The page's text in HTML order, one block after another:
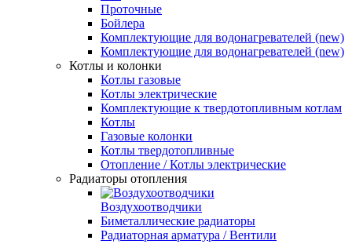
Проточные
Бойлера
Комплектующие для водонагревателей (new)
Комплектующие для водонагревателей (new)
Котлы и колонки
Котлы газовые
Котлы электрические
Комплектующие к твердотопливным котлам
Котлы
Газовые колонки
Котлы твердотопливные
Отопление / Котлы электрические
Радиаторы отопления
Воздухоотводчики
Биметаллические радиаторы
Радиаторная арматура / Вентили